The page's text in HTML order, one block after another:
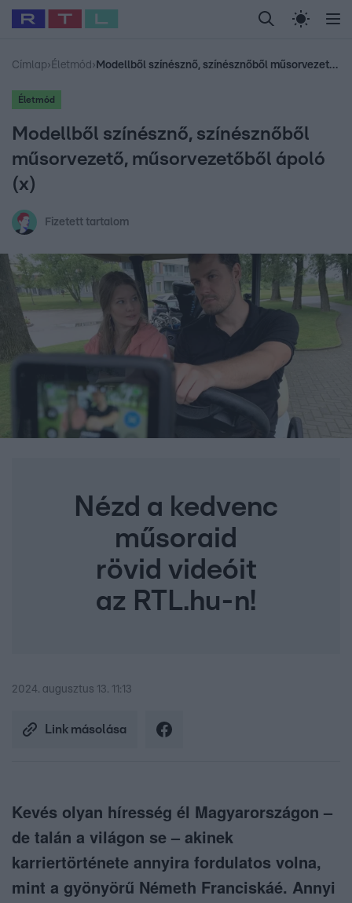
Legfrissebb RTL Híradó Randi Celeb vagyok,
Babits Marcella Most Wanted Gallusz
Címlap› Életmód › Modellből színésznő, színésznőből műsorvezető, műsorvezetőből ápoló (x)
Életmód
Modellből színésznő, színésznőből
műsorvezető, műsorvezetőből ápoló
(x)
Fizetett tartalom
Nézd a kedvenc
műsoraid
rövid videóit
az RTL.hu-n!
2024. augusztus 13. 11:13
Link másolása
Kevés olyan híresség él Magyarországon –
de talán a világon se – akinek
karriertörténete annyira fordulatos volna,
mint a gyönyörű Németh Franciskáé. Annyi